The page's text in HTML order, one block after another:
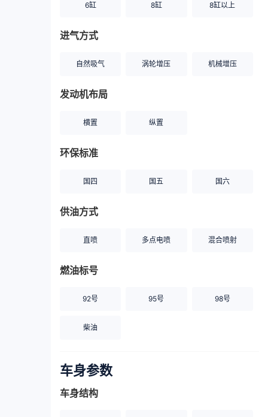
6缸 8缸 8缸以上
进气方式
自然吸气 涡轮增压 机械增压
发动机布局
横置 纵置
环保标准
国四 国五 国六
供油方式
直喷 多点电喷 混合喷射
燃油标号
92号 95号 98号
柴油
车身参数
车身结构